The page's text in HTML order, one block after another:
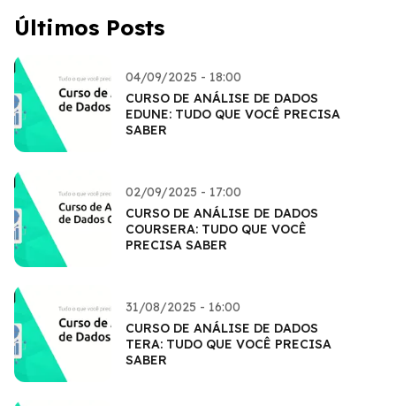
Últimos Posts
04/09/2025 - 18:00
CURSO DE ANÁLISE DE DADOS
EDUNE: TUDO QUE VOCÊ PRECISA
SABER
02/09/2025 - 17:00
CURSO DE ANÁLISE DE DADOS
COURSERA: TUDO QUE VOCÊ
PRECISA SABER
31/08/2025 - 16:00
CURSO DE ANÁLISE DE DADOS
TERA: TUDO QUE VOCÊ PRECISA
SABER